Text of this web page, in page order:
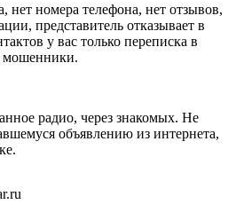
нет номера телефона, нет отзывов,
представитель отказывает в
у вас только переписка в
мошенники.
радио, через знакомых. Не
объявлению из интернета,